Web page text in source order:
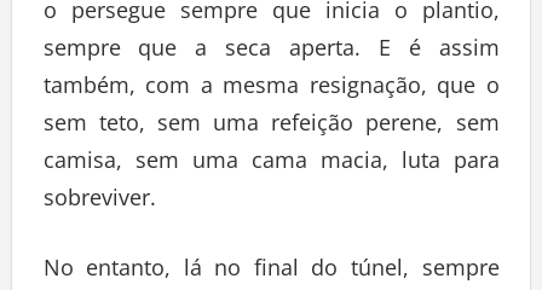
o persegue sempre que inicia o plantio,
sempre que a seca aperta. E é assim
também, com a mesma resignação, que o
sem teto, sem uma refeição perene, sem
camisa, sem uma cama macia, luta para
sobreviver.
No entanto, lá no final do túnel, sempre